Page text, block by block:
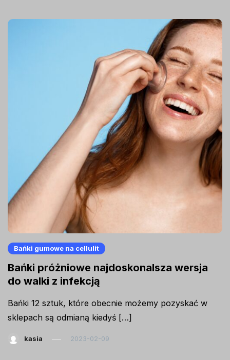
Bańki gumowe na cellulit
Bańki próżniowe najdoskonalsza wersja
do walki z infekcją
Bańki 12 sztuk, które obecnie możemy pozyskać w
sklepach są odmianą kiedyś […]
kasia 2023-02-09